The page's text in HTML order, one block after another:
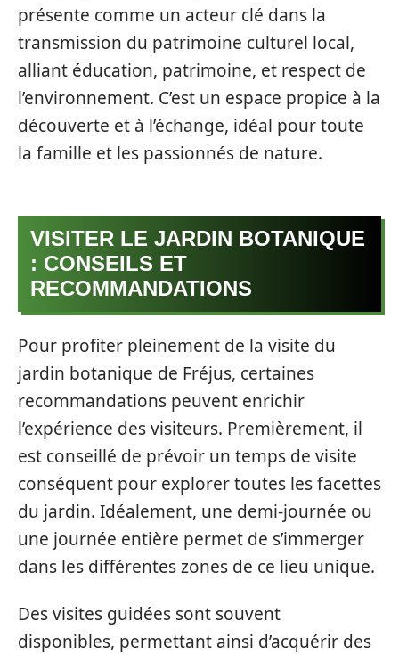
présente comme un acteur clé dans la
transmission du patrimoine culturel local,
alliant éducation, patrimoine, et respect de
l’environnement. C’est un espace propice à la
découverte et à l’échange, idéal pour toute
la famille et les passionnés de nature.
VISITER LE JARDIN BOTANIQUE
: CONSEILS ET
RECOMMANDATIONS
Pour profiter pleinement de la visite du
jardin botanique de Fréjus, certaines
recommandations peuvent enrichir
l’expérience des visiteurs. Premièrement, il
est conseillé de prévoir un temps de visite
conséquent pour explorer toutes les facettes
du jardin. Idéalement, une demi-journée ou
une journée entière permet de s’immerger
dans les différentes zones de ce lieu unique.
Des visites guidées sont souvent
disponibles, permettant ainsi d’acquérir des